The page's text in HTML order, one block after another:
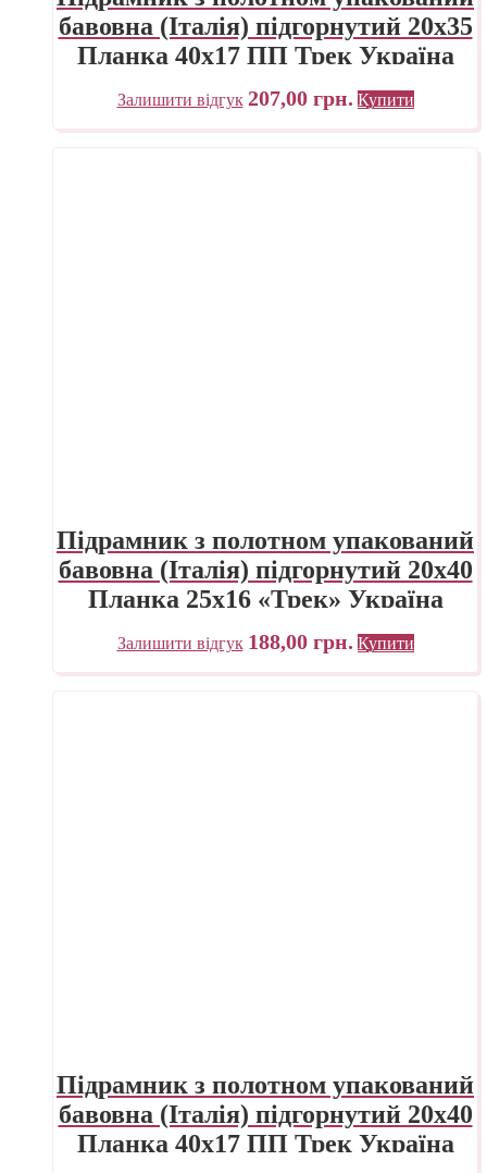
бавовна (Італія) підгорнутий 20х35
Планка 40х17 ПП Трек Україна
Залишити відгук 207,00 грн. Купити
Підрамник з полотном упакований
бавовна (Італія) підгорнутий 20х40
Планка 25х16 «Трек» Україна
Залишити відгук 188,00 грн. Купити
Підрамник з полотном упакований
бавовна (Італія) підгорнутий 20х40
Планка 40х17 ПП Трек Україна